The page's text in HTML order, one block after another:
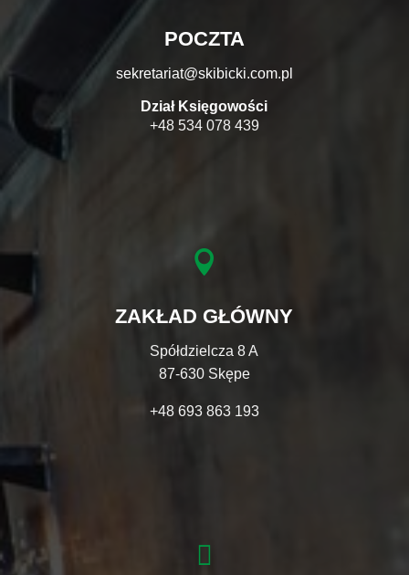
POCZTA
sekretariat@skibicki.com.pl
Dział Księgowości
+48 534 078 439

ZAKŁAD GŁÓWNY
Spółdzielcza 8 A
87-630 Skępe
+48 693 863 193
